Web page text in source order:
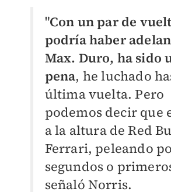
"Con un par de
podría haber
Max. Duro, ha sido
pena, he luchado
última vuelta. Pero
podemos decir que
a la altura de Red
Ferrari, peleando
segundos o
señaló Norris.